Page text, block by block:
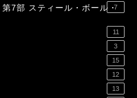
7部 スティール・ボール・
7
11
3
15
12
13